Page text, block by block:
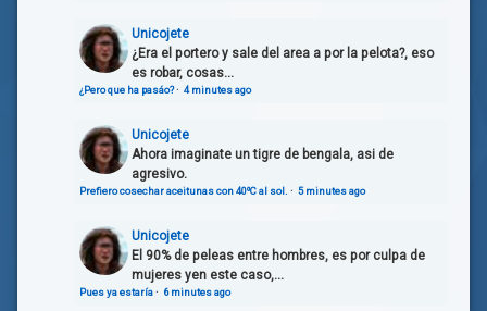
Unicojete
¿Era el portero y sale del area a por la pelota?, eso
es robar, cosas...
¿Pero que ha pasáo?· 4 minutes ago
Unicojete
Ahora imaginate un tigre de bengala, asi de
agresivo.
Prefiero cosechar aceitunas con 40ºC al sol. · 5 minutes ago
Unicojete
El 90% de peleas entre hombres, es por culpa de
mujeres yen este caso,...
Pues ya estaría· 6 minutes ago